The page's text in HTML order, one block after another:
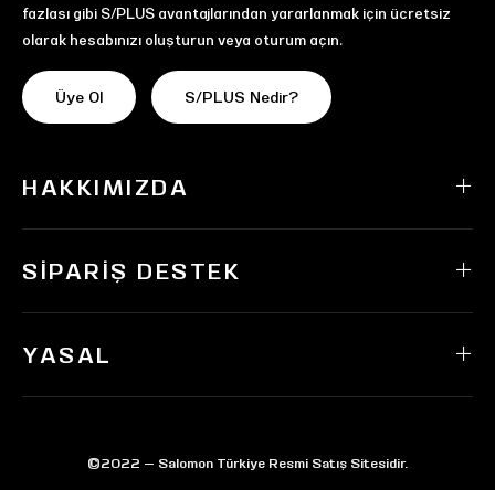
fazlası gibi S/PLUS avantajlarından yararlanmak için ücretsiz
olarak hesabınızı oluşturun veya oturum açın.
Üye Ol S/PLUS Nedir?
HAKKIMIZDA
SIPARIŞ DESTEK
YASAL
©2022 — Salomon Türkiye Resmi Satış Sitesidir.